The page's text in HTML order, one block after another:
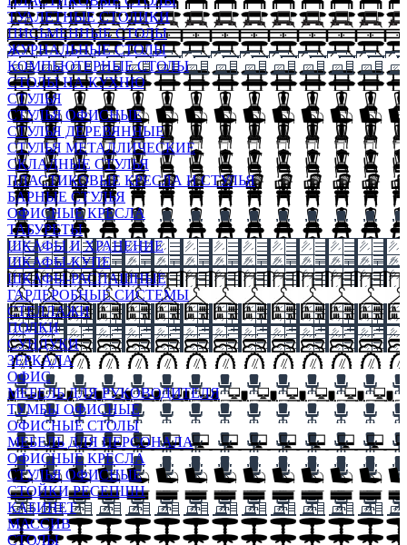
ТУАЛЕТНЫЕ СТОЛИКИ
ПИСЬМЕННЫЕ СТОЛЫ
ЖУРНАЛЬНЫЕ СТОЛЫ
КОМПЬЮТЕРНЫЕ СТОЛЫ
СТОЛЫ НА КУХНЮ
СТУЛЬЯ
СТУЛЬЯ ОФИСНЫЕ
СТУЛЬЯ ДЕРЕВЯННЫЕ
СТУЛЬЯ МЕТАЛЛИЧЕСКИЕ
СКЛАДНЫЕ СТУЛЬЯ
ПЛАСТИКОВЫЕ КРЕСЛА И СТУЛЬЯ
БАРНЫЕ СТУЛЬЯ
ОФИСНЫЕ КРЕСЛА
ТАБУРЕТЫ
ШКАФЫ И ХРАНЕНИЕ
ШКАФЫ-КУПЕ
ШКАФЫ-РАСПАШНЫЕ
ГАРДЕРОБНЫЕ СИСТЕМЫ
СТЕЛЛАЖИ
ПОЛКИ
СУНДУКИ
ЗЕРКАЛА
ОФИС
МЕБЕЛЬ ДЛЯ РУКОВОДИТЕЛЯ
ТУМБЫ ОФИСНЫЕ
ОФИСНЫЕ СТОЛЫ
МЕБЕЛЬ ДЛЯ ПЕРСОНАЛА
ОФИСНЫЕ КРЕСЛА
СТУЛЬЯ ОФИСНЫЕ
СТОЙКИ РЕСЕПШН
КАБИНЕТ
МАССИВ
СТОЛЫ